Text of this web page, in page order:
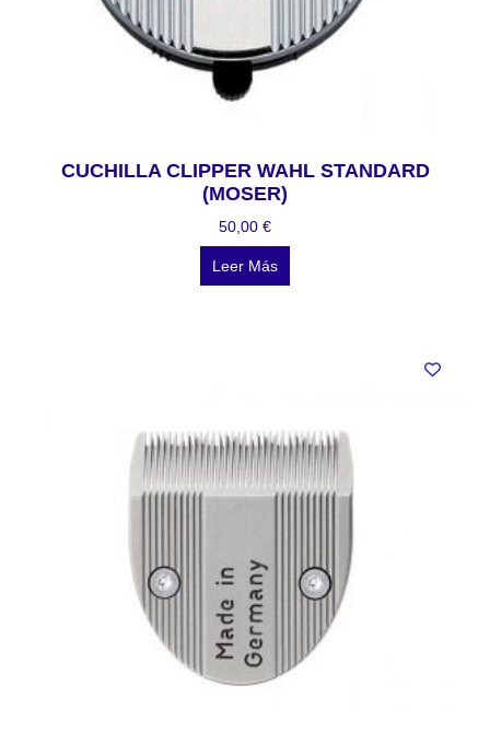
CUCHILLA CLIPPER WAHL STANDARD
(MOSER)
50,00 €
Leer Más